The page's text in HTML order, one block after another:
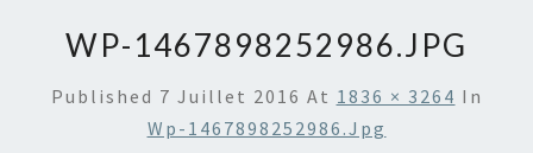
WP-1467898252986.JPG
Published 7 Juillet 2016 At 1836 × 3264 In
Wp-1467898252986.jpg